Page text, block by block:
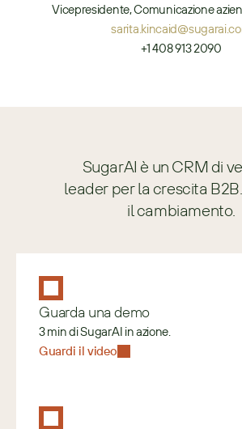
Vicepresidente, Comunicazione
+1 408 913 2090
SugarAI è un CRM di
leader per la crescita
il cambiamento.
Guarda una demo
3 min di SugarAI in azione.
Guardi il video